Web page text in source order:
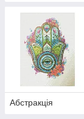
Абстракція